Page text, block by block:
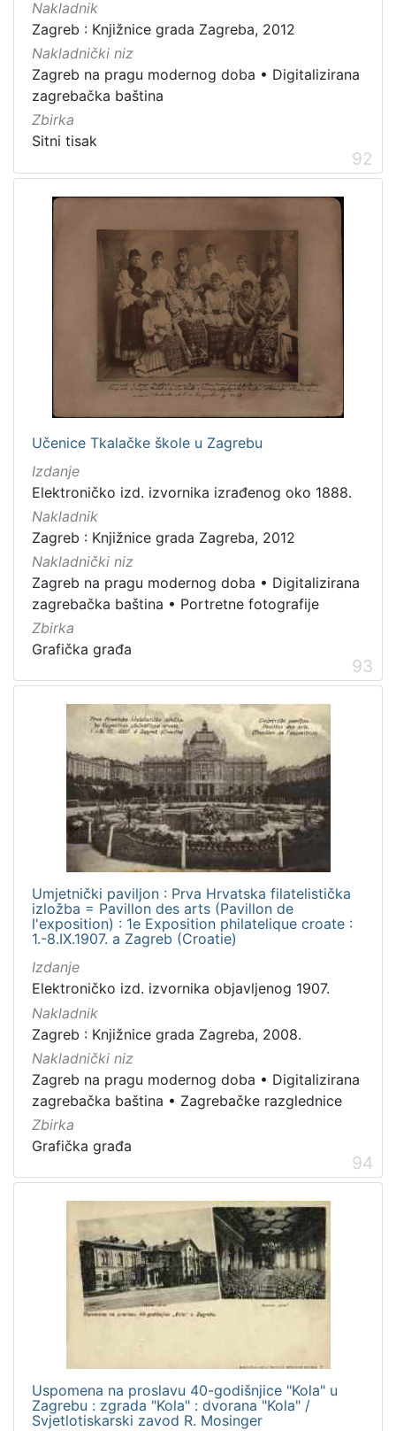
Nakladnik
Zagreb : Knjižnice grada Zagreba, 2012
Nakladnički niz
Zagreb na pragu modernog doba • Digitalizirana
zagrebačka baština
Zbirka
Sitni tisak
92
Učenice Tkalačke škole u Zagrebu
Izdanje
Elektroničko izd. izvornika izrađenog oko 1888.
Nakladnik
Zagreb : Knjižnice grada Zagreba, 2012
Nakladnički niz
Zagreb na pragu modernog doba • Digitalizirana
zagrebačka baština • Portretne fotografije
Zbirka
Grafička građa
93
Umjetnički paviljon : Prva Hrvatska filatelistička
izložba = Pavillon des arts (Pavillon de
l'exposition) : 1e Exposition philatelique croate :
1.-8.IX.1907. a Zagreb (Croatie)
Izdanje
Elektroničko izd. izvornika objavljenog 1907.
Nakladnik
Zagreb : Knjižnice grada Zagreba, 2008.
Nakladnički niz
Zagreb na pragu modernog doba • Digitalizirana
zagrebačka baština • Zagrebačke razglednice
Zbirka
Grafička građa
94
Uspomena na proslavu 40-godišnjice "Kola" u
Zagrebu : zgrada "Kola" : dvorana "Kola" /
Svjetlotiskarski zavod R. Mosinger